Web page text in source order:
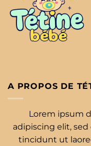
A PROPOS DE
Lorem ipsum
adipiscing elit,
tincidunt ut